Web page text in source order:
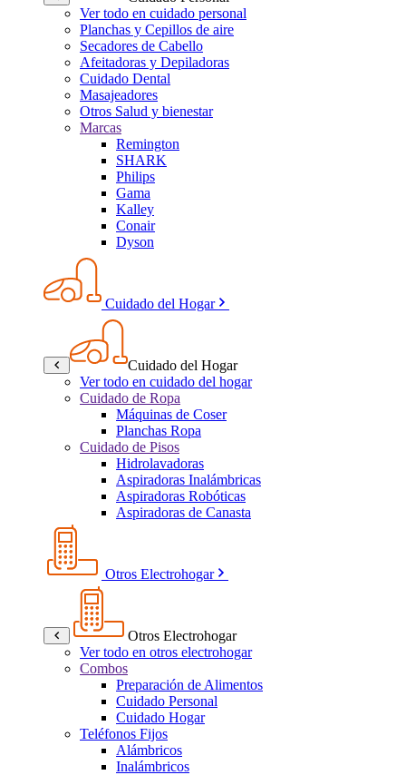
Ver todo en cuidado personal
Planchas y Cepillos de aire
Secadores de Cabello
Afeitadoras y Depiladoras
Cuidado Dental
Masajeadores
Otros Salud y bienestar
Marcas
Remington
SHARK
Philips
Gama
Kalley
Conair
Dyson
Cuidado del Hogar
Cuidado del Hogar
Ver todo en cuidado del hogar
Cuidado de Ropa
Máquinas de Coser
Planchas Ropa
Cuidado de Pisos
Hidrolavadoras
Aspiradoras Inalámbricas
Aspiradoras Robóticas
Aspiradoras de Canasta
Otros Electrohogar
Otros Electrohogar
Ver todo en otros electrohogar
Combos
Preparación de Alimentos
Cuidado Personal
Cuidado Hogar
Teléfonos Fijos
Alámbricos
Inalámbricos